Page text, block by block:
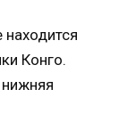
находится
Конго.